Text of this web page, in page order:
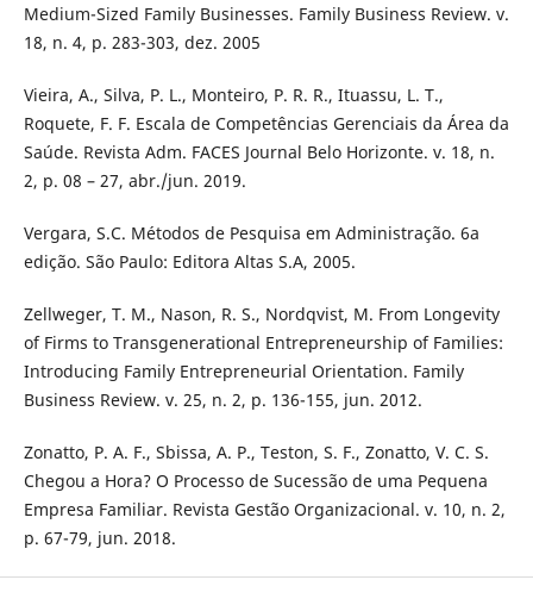
Medium-Sized Family Businesses. Family Business Review. v.
18, n. 4, p. 283-303, dez. 2005
Vieira, A., Silva, P. L., Monteiro, P. R. R., Ituassu, L. T.,
Roquete, F. F. Escala de Competências Gerenciais da Área da
Saúde. Revista Adm. FACES Journal Belo Horizonte. v. 18, n.
2, p. 08 – 27, abr./jun. 2019.
Vergara, S.C. Métodos de Pesquisa em Administração. 6a
edição. São Paulo: Editora Altas S.A, 2005.
Zellweger, T. M., Nason, R. S., Nordqvist, M. From Longevity
of Firms to Transgenerational Entrepreneurship of Families:
Introducing Family Entrepreneurial Orientation. Family
Business Review. v. 25, n. 2, p. 136-155, jun. 2012.
Zonatto, P. A. F., Sbissa, A. P., Teston, S. F., Zonatto, V. C. S.
Chegou a Hora? O Processo de Sucessão de uma Pequena
Empresa Familiar. Revista Gestão Organizacional. v. 10, n. 2,
p. 67-79, jun. 2018.